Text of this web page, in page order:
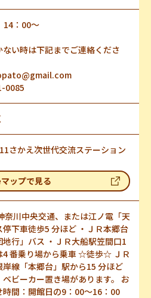
14：00～
い時は下記までご連絡くださ
0085
さかえ次世代交流ステーション
ップで見る
川中央交通、または江ノ電「天
下車徒歩5 分ほど ・ＪＲ本郷台
行」バス ・ＪＲ大船駅笠間口1
4 番乗り場から乗車 ☆徒歩☆ ＪＲ
岸線「本郷台」駅から15 分ほど
ベビーカー置き場があります。 お
時間：開館日の9：00～16：00